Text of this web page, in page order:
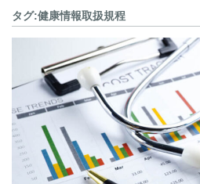
content
タグ:健康情報取扱規程